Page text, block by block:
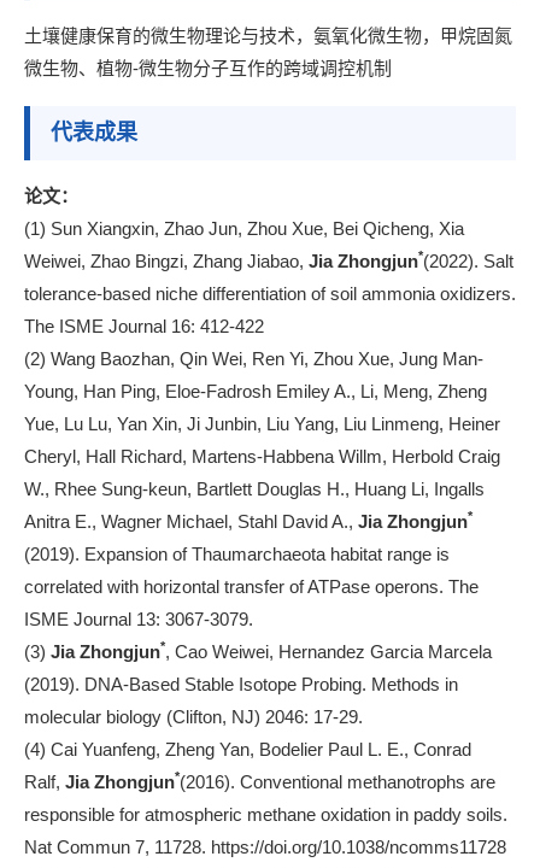
土壤健康保育的微生物理论与技术，氨氧化微生物，甲烷固氮
微生物、植物-微生物分子互作的跨域调控机制
代表成果
论文：
(1) Sun Xiangxin, Zhao Jun, Zhou Xue, Bei Qicheng, Xia
Weiwei, Zhao Bingzi, Zhang Jiabao, Jia Zhongjun*(2022). Salt
tolerance-based niche differentiation of soil ammonia oxidizers.
The ISME Journal 16: 412-422
(2) Wang Baozhan, Qin Wei, Ren Yi, Zhou Xue, Jung Man-
Young, Han Ping, Eloe-Fadrosh Emiley A., Li, Meng, Zheng
Yue, Lu Lu, Yan Xin, Ji Junbin, Liu Yang, Liu Linmeng, Heiner
Cheryl, Hall Richard, Martens-Habbena Willm, Herbold Craig
W., Rhee Sung-keun, Bartlett Douglas H., Huang Li, Ingalls
Anitra E., Wagner Michael, Stahl David A., Jia Zhongjun*
(2019). Expansion of Thaumarchaeota habitat range is
correlated with horizontal transfer of ATPase operons. The
ISME Journal 13: 3067-3079.
(3) Jia Zhongjun*, Cao Weiwei, Hernandez Garcia Marcela
(2019). DNA-Based Stable Isotope Probing. Methods in
molecular biology (Clifton, NJ) 2046: 17-29.
(4) Cai Yuanfeng, Zheng Yan, Bodelier Paul L. E., Conrad
Ralf, Jia Zhongjun*(2016). Conventional methanotrophs are
responsible for atmospheric methane oxidation in paddy soils.
Nat Commun 7, 11728. https://doi.org/10.1038/ncomms11728